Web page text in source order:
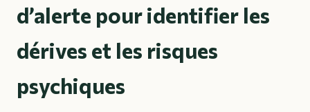
d’alerte pour identifier les
dérives et les risques
psychiques